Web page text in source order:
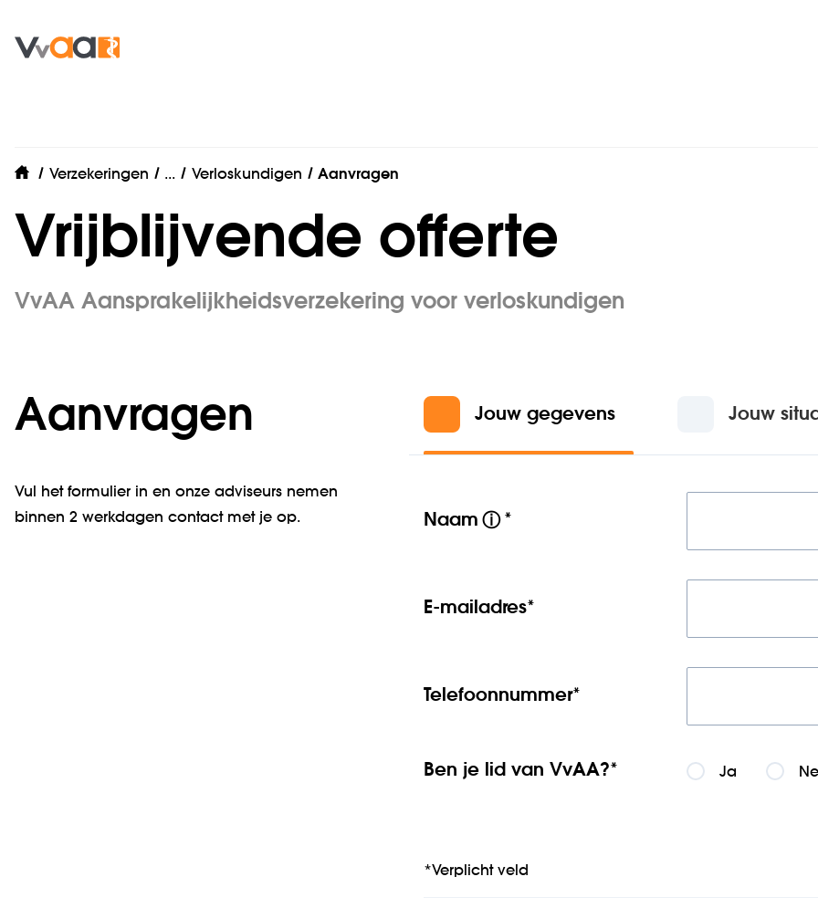
home
Verzekeringen ... Beroepsaansprakelijkheidsverzekering
Verloskundigen Aanvragen
Vrijblijvende offerte
VvAA Aansprakelijkheidsverzekering voor verloskundigen
Aanvragen
Vul het formulier in en onze adviseurs nemen
binnen 2 werkdagen contact met je op.
Jouw gegevens Jouw
Naam ⓘ *
E-mailadres*
Telefoonnummer*
Ben je lid van VvAA?* Ja
*Verplicht veld